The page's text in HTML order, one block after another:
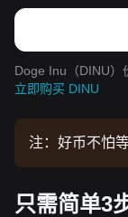
Doge Inu（DINU）
立即购买 DINU
注：好币不怕
操作流程。
只需简单3